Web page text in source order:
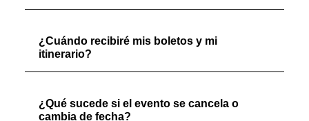
¿Cuándo recibiré mis boletos y mi
itinerario?
¿Qué sucede si el evento se cancela o
cambia de fecha?